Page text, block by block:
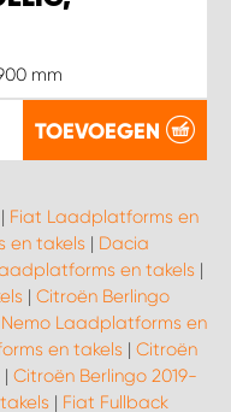
mm
TOEVOEGEN
| Fiat Laadplatforms en
en takels | Dacia
en takels |
| Citroën Berlingo
Laadplatforms en
en takels | Citroën
| Citroën Berlingo 2019-
| Fiat Fullback